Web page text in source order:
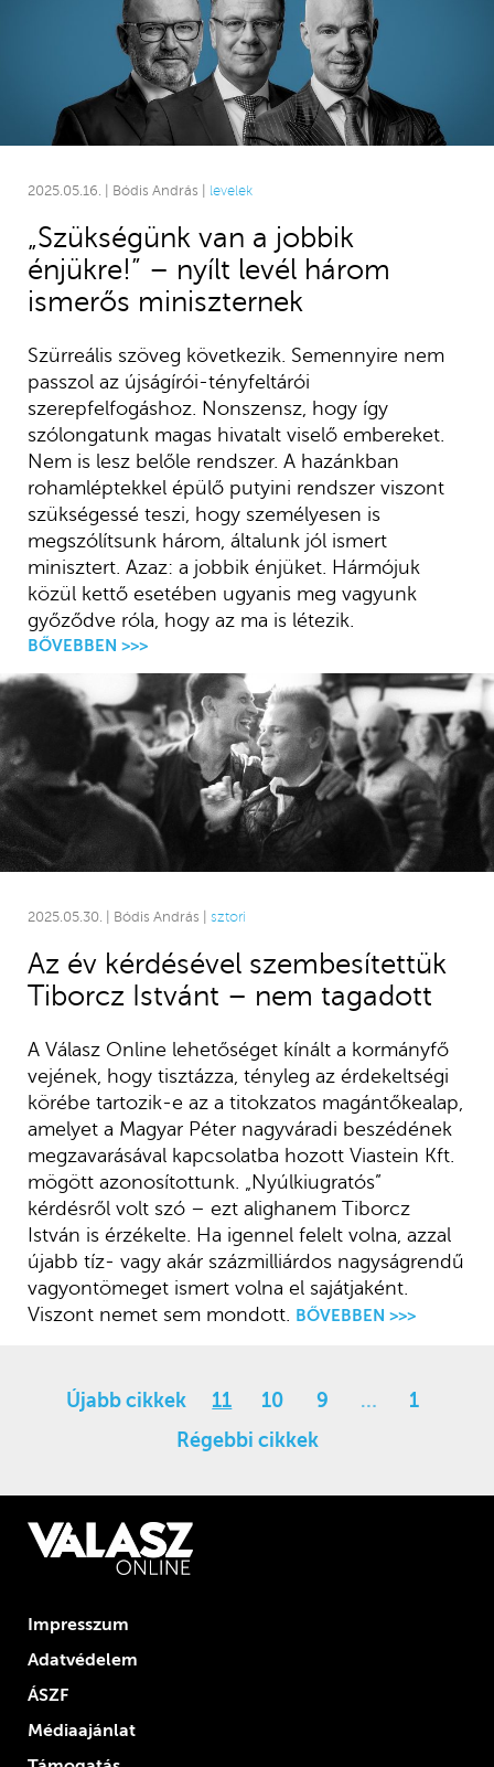
2025.05.30. | Bódis András | sztori
Az év kérdésével szembesítettük
Tiborcz Istvánt – nem tagadott
A Válasz Online lehetőséget kínált a kormányfő
vejének, hogy tisztázza, tényleg az érdekeltségi
körébe tartozik-e az a titokzatos magántőkealap,
amelyet a Magyar Péter nagyváradi beszédének
megzavarásával kapcsolatba hozott Viastein Kft.
mögött azonosítottunk. „Nyúlkiugratós”
kérdésről volt szó – ezt alighanem Tiborcz
István is érzékelte. Ha igennel felelt volna, azzal
újabb tíz- vagy akár százmilliárdos nagyságrendű
vagyontömeget ismert volna el sajátjaként.
Viszont nemet sem mondott.
BŐVEBBEN >>>
2025.05.16. | Bódis András | levelek
„Szükségünk van a jobbik
énjükre!” – nyílt levél három
ismerős miniszternek
Szürreális szöveg következik. Semennyire nem
passzol az újságírói-tényfeltárói
szerepfelfogáshoz. Nonszensz, hogy így
szólongatunk magas hivatalt viselő embereket.
Nem is lesz belőle rendszer. A hazánkban
rohamléptekkel épülő putyini rendszer viszont
szükségessé teszi, hogy személyesen is
megszólítsunk három, általunk jól ismert
minisztert. Azaz: a jobbik énjüket. Hármójuk
közül kettő esetében ugyanis meg vagyunk
győződve róla, hogy az ma is létezik.
BŐVEBBEN >>>
Újabb cikkek 11 10 9 …
1
Régebbi cikkek
Impresszum
Adatvédelem
ÁSZF
Médiaajánlat